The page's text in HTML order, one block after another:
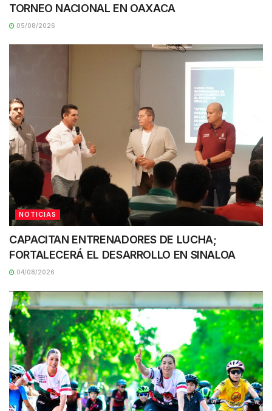
TORNEO NACIONAL EN OAXACA
05/08/2026
NOTICIAS
CAPACITAN ENTRENADORES DE LUCHA;
FORTALECERÁ EL DESARROLLO EN SINALOA
04/08/2026